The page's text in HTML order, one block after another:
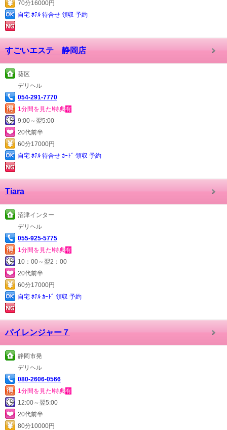
70分16000円
自宅 ﾎﾃﾙ 待合せ 領収 予約
すごいエステ 静岡店
葵区
デリヘル
054-291-7770
1分間を見た!特典有
9:00～翌5:00
20代前半
60分17000円
自宅 ﾎﾃﾙ 待合せ ｶｰﾄﾞ 領収 予約
Tiara
沼津インター
デリヘル
055-925-5775
1分間を見た!特典有
10：00～翌2：00
20代前半
60分17000円
自宅 ﾎﾃﾙ ｶｰﾄﾞ 領収 予約
パイレンジャー７
静岡市発
デリヘル
080-2606-0566
1分間を見た!特典有
12:00～翌5:00
20代前半
80分10000円